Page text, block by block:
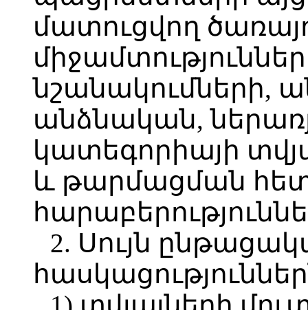
մատուցվող
նշանակումների,
անձնական,
կատեգորիայի
և թարմացման
2. Սույն